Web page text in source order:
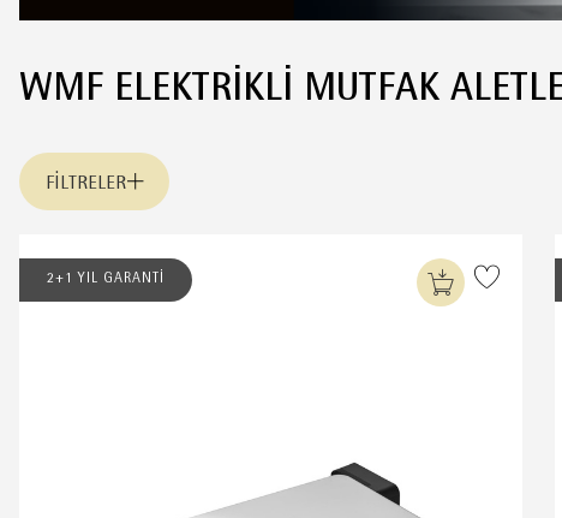
WMF ELEKTRIKLI MUTFAK
FILTRELER
2+1 YIL GARANTİ